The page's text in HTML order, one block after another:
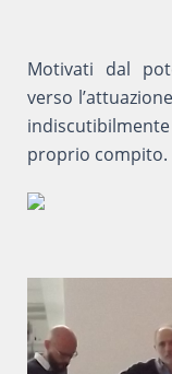
Motivati dal
verso
proprio compito.